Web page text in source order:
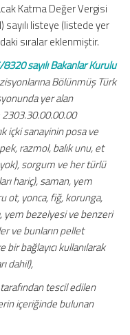
Katma Değer Vergisi
sayılı listeye (listede yer
sıralar eklenmiştir.
sayılı Bakanlar Kurulu
Bölünmüş Türk
yer alan
2303.30.00.00.00
içki sanayinin posa ve
razmol, balık unu, et
sorgum ve her türlü
hariç), saman, yem
ot, yonca, fiğ, korunga,
yem bezelyesi ve benzeri
ve bunların pellet
bağlayıcı kullanılarak
dahil),
tarafından tescil edilen
içeriğinde bulunan